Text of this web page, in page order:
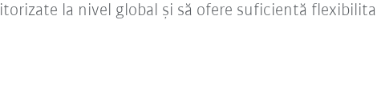
la nivel global și să ofere suficientă